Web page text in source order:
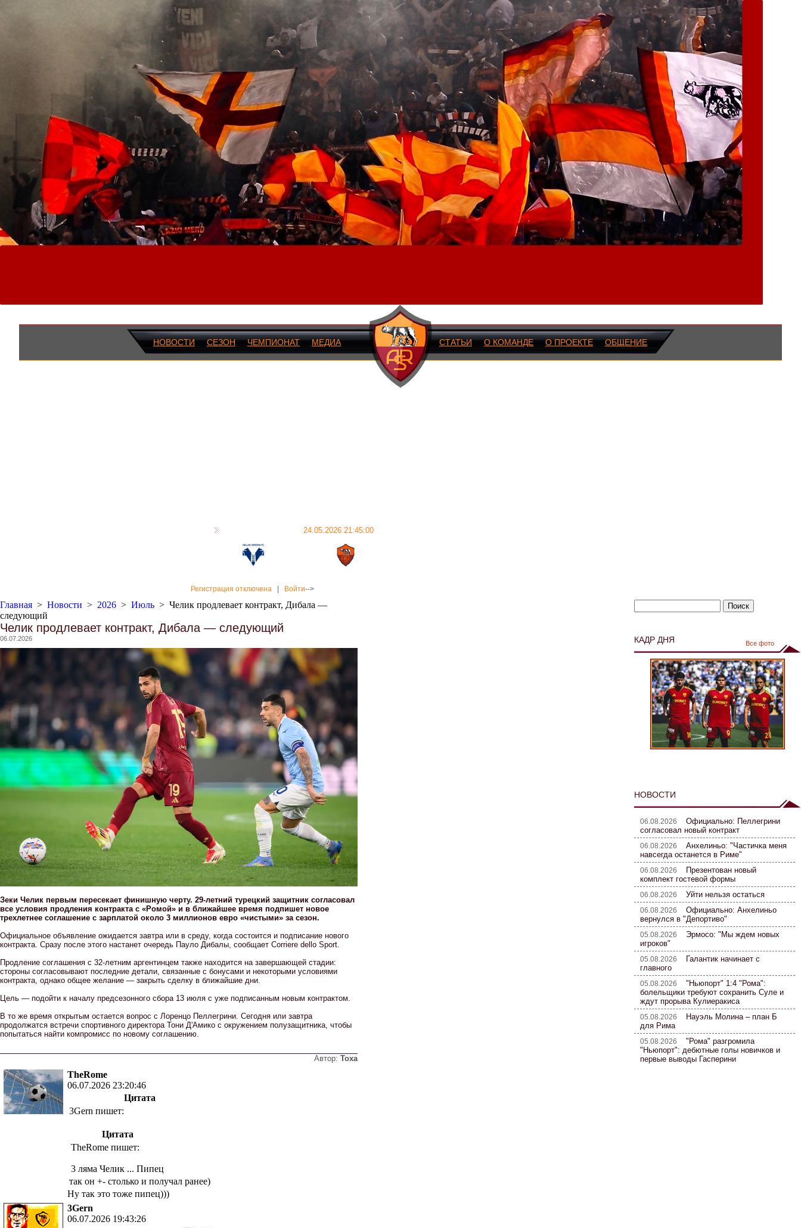
НОВОСТИ СЕЗОН ЧЕМПИОНАТ МЕДИА СТАТЬИ О КОМАНДЕ О ПРОЕКТЕ ОБЩЕНИЕ
24.05.2026 21:45:00
Регистрация отключена Войти-->
Главная > Новости > 2026 > Июль > Челик продлевает контракт, Дибала —
следующий
Челик продлевает контракт, Дибала — следующий
06.07.2026
Зеки Челик первым пересекает финишную черту. 29-летний турецкий защитник согласовал
все условия продления контракта с «Ромой» и в ближайшее время подпишет новое
трехлетнее соглашение с зарплатой около 3 миллионов евро «чистыми» за сезон.
Официальное объявление ожидается завтра или в среду, когда состоится и подписание нового
контракта. Сразу после этого настанет очередь Пауло Дибалы, сообщает Corriere dello Sport.
Продление соглашения с 32-летним аргентинцем также находится на завершающей стадии:
стороны согласовывают последние детали, связанные с бонусами и некоторыми условиями
контракта, однако общее желание — закрыть сделку в ближайшие дни.
Цель — подойти к началу предсезонного сбора 13 июля с уже подписанным новым контрактом.
В то же время открытым остается вопрос с Лоренцо Пеллегрини. Сегодня или завтра
продолжатся встречи спортивного директора Тони Д'Амико с окружением полузащитника, чтобы
попытаться найти компромисс по новому соглашению.
Автор: Тоха
TheRome
06.07.2026 23:20:46
Цитата
3Gern пишет:
Цитата
TheRome пишет:
3 ляма Челик ... Пипец
так он +- столько и получал ранее)
Ну так это тоже пипец)))
3Gern
06.07.2026 19:43:26
КАДР ДНЯ Все фото
НОВОСТИ
06.08.2026 Официально: Пеллегрини
согласовал новый контракт
06.08.2026 Анхелиньо: "Частичка меня
навсегда останется в Риме"
06.08.2026
Презентован новый
комплект гостевой формы
06.08.2026 Уйти нельзя остаться
06.08.2026 Официально: Анхелиньо
вернулся в "Депортиво"
05.08.2026 Эрмосо: "Мы ждем новых
игроков"
05.08.2026
Галантик начинает с
главного
05.08.2026 "Ньюпорт" 1:4 "Рома":
болельщики требуют сохранить Суле и
ждут прорыва Кулиеракиса
05.08.2026
Науэль Молина – план Б
для Рима
05.08.2026 "Рома" разгромила
"Ньюпорт": дебютные голы новичков и
первые выводы Гасперини